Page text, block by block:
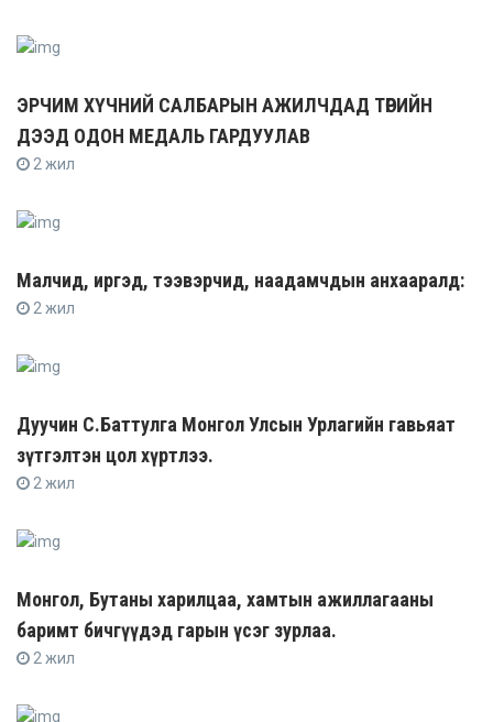
ЭРЧИМ ХҮЧНИЙ САЛБАРЫН АЖИЛЧДАД ТӨРИЙН
ДЭЭД ОДОН МЕДАЛЬ ГАРДУУЛАВ
2 жил
Малчид, иргэд, тээвэрчид, наадамчдын анхааралд:
2 жил
Дуучин С.Баттулга Монгол Улсын Урлагийн гавьяат
зүтгэлтэн цол хүртлээ.
2 жил
Монгол, Бутаны харилцаа, хамтын ажиллагааны
баримт бичгүүдэд гарын үсэг зурлаа.
2 жил